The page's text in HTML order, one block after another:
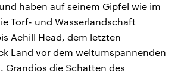
haben auf seinem Gipfel wie im
Torf- und Wasserlandschaft
Achill Head, dem letzten
Land vor dem weltumspannenden
Grandios die Schatten des